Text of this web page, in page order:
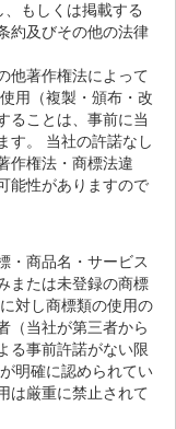
もしくは掲載する
約及びその他の法律
他著作権法によって
用（複製・頒布・改
ることは、事前に当
す。 当社の許諾なし
作権法・商標法違
能性がありますので
・商品名・サービス
または未登録の商標
対し商標類の使用の
（当社が第三者から
る事前許諾がない限
明確に認められてい
は厳重に禁止されて